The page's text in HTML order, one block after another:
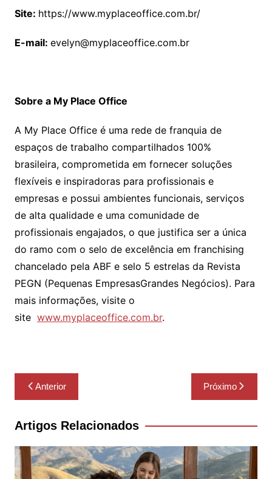
Site: https://www.myplaceoffice.com.br/
E-mail: evelyn@myplaceoffice.com.br
Sobre a My Place Office
A My Place Office é uma rede de franquia de
espaços de trabalho compartilhados 100%
brasileira, comprometida em fornecer soluções
flexíveis e inspiradoras para profissionais e
empresas e possui ambientes funcionais, serviços
de alta qualidade e uma comunidade de
profissionais engajados, o que justifica ser a única
do ramo com o selo de excelência em franchising
chancelado pela ABF e selo 5 estrelas da Revista
PEGN (Pequenas EmpresasGrandes Negócios). Para
mais informações, visite o
site www.myplaceoffice.com.br.
Navegação
de
Post
Anterior Próximo
Artigos Relacionados